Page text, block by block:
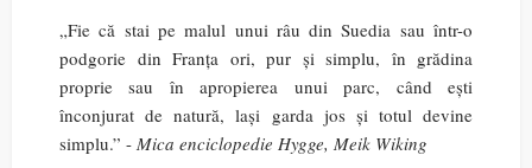
„Fie că stai pe malul unui râu din Suedia sau într-o
podgorie din Franța ori, pur și simplu, în grădina
proprie sau în apropierea unui parc, când ești
înconjurat de natură, lași garda jos și totul devine
simplu.” - Mica enciclopedie Hygge, Meik Wiking